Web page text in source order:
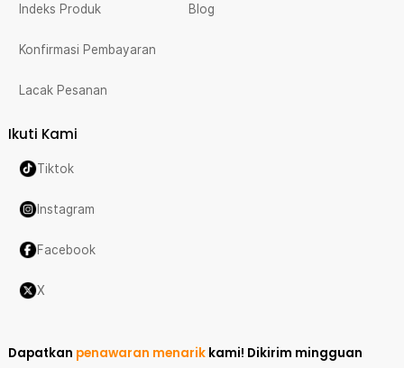
Indeks Produk
Konfirmasi Pembayaran
Lacak Pesanan
Blog
Ikuti Kami
Tiktok
Instagram
Facebook
X
Dapatkan penawaran menarik kami! Dikirim mingguan